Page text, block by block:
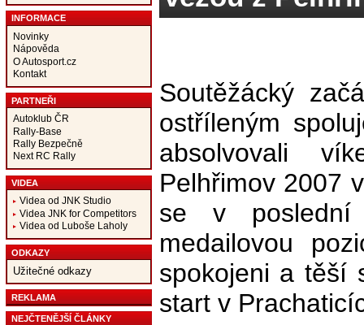
INFORMACE
Novinky
Nápověda
O Autosport.cz
Kontakt
PARTNEŘI
Autoklub ČR
Rally-Base
Rally Bezpečně
Next RC Rally
VIDEA
Videa od JNK Studio
Videa JNK for Competitors
Videa od Luboše Laholy
ODKAZY
Užitečné odkazy
REKLAMA
NEJČTENĚJŠÍ ČLÁNKY
Soutěžácký
ostříleným
absolvovali
Pelhřimov 2007
se v
medailovou
spokojeni a těší
start v